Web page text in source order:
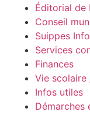
Éditorial de
Conseil
Suippes Info
Services
Finances
Vie scolaire
Infos utiles
Démarches